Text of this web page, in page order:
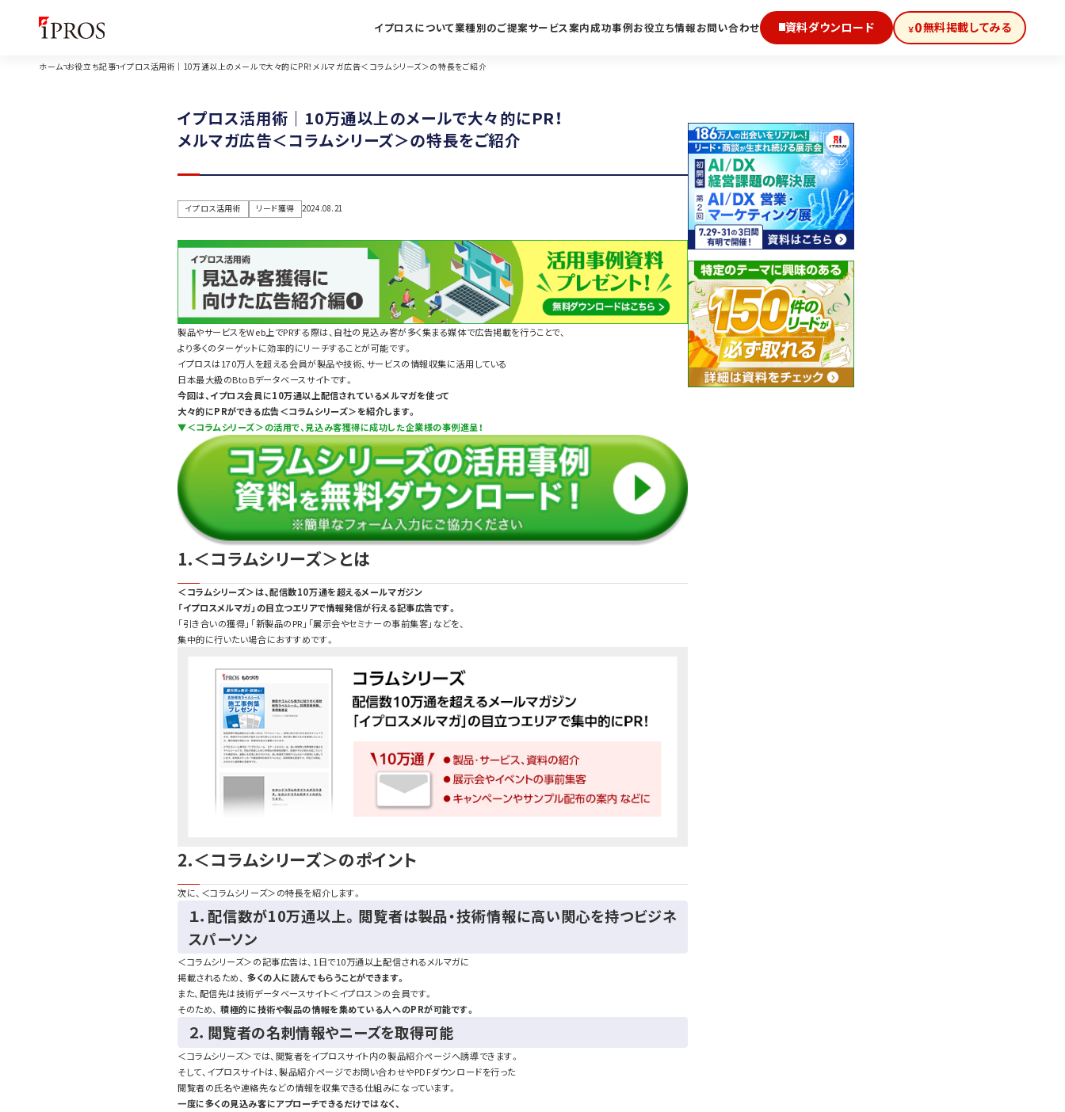
イプロスについて業種別のご提案サービス案内成功事例お役立ち情報お問い合わせ 資料ダウンロード ￥0無料掲載してみる
ホーム お役立ち記事 イプロス活用術｜10万通以上のメールで大々的にPR！メルマガ広告＜コラムシリーズ＞の特長をご紹介
イプロス活用術｜10万通以上のメールで大々的にPR！
メルマガ広告＜コラムシリーズ＞の特長をご紹介
イプロス活用術 リード獲得 2024.08.21
製品やサービスをWeb上でPRする際は、自社の見込み客が多く集まる媒体で広告掲載を行うことで、
より多くのターゲットに効率的にリーチすることが可能です。
イプロスは170万人を超える会員が製品や技術、サービスの情報収集に活用している
日本最大級のBtoBデータベースサイトです。
今回は、イプロス会員に10万通以上配信されているメルマガを使って
大々的にPRができる広告＜コラムシリーズ＞を紹介します。
▼＜コラムシリーズ＞の活用で、見込み客獲得に成功した企業様の事例進呈！
1.＜コラムシリーズ＞とは
＜コラムシリーズ＞は、配信数10万通を超えるメールマガジン
「イプロスメルマガ」の目立つエリアで情報発信が行える記事広告です。
「引き合いの獲得」「新製品のPR」「展示会やセミナーの事前集客」などを、
集中的に行いたい場合におすすめです。
2.＜コラムシリーズ＞のポイント
次に、＜コラムシリーズ＞の特長を紹介します。
１．配信数が10万通以上。閲覧者は製品・技術情報に高い関心を持つビジネ
スパーソン
＜コラムシリーズ＞の記事広告は、1日で10万通以上配信されるメルマガに
掲載されるため、多くの人に読んでもらうことができます。
また、配信先は技術データベースサイト＜イプロス＞の会員です。
そのため、積極的に技術や製品の情報を集めている人へのPRが可能です。
２．閲覧者の名刺情報やニーズを取得可能
＜コラムシリーズ＞では、閲覧者をイプロスサイト内の製品紹介ページへ誘導できます。
そして、イプロスサイトは、製品紹介ページでお問い合わせやPDFダウンロードを行った
閲覧者の氏名や連絡先などの情報を収集できる仕組みになっています。
一度に多くの見込み客にアプローチできるだけではなく、